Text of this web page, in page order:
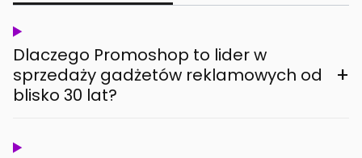
Dlaczego Promoshop to lider w
sprzedaży gadżetów reklamowych od
blisko 30 lat?
+